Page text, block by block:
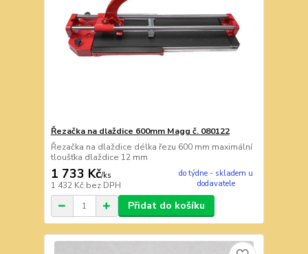
Řezačka na dlaždice 600mm Magg č. 080122
Řezačka na dlaždice délka řezu 600 mm maximální
tloušťka dlaždice 12 mm
1 733 Kč/ks
1 432 Kč bez DPH
do týdne - skladem u
dodavatele
Přidat do košíku